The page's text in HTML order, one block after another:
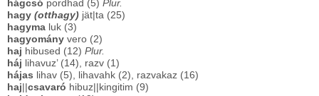
hágcsó pordhad (5) Plur.
hagy (otthagy) jät|ta (25)
hagyma luk (3)
hagyomány vero (2)
haj hibused (12) Plur.
háj lihavuz’ (14), razv (1)
hájas lihav (5), lihavahk (2), razvakaz (16)
haj csavaró hibuz||kingitim (9)